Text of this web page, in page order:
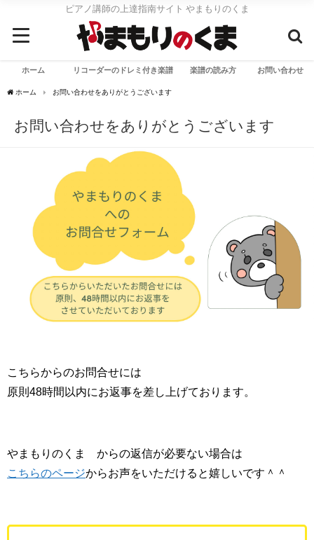
ピアノ講師の上達指南サイト やまもりのくま
ホーム リコーダーのドレミ付き楽譜 楽譜の読み方 お問い合わせ
ホーム お問い合わせをありがとうございます
お問い合わせをありがとうございます
こちらからのお問合せには
原則48時間以内にお返事を差し上げております。
やまもりのくま からの返信が必要ない場合は
こちらのページからお声をいただけると嬉しいです＾＾